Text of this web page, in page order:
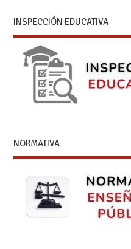
INSPECCIÓN EDUCATIVA
NORMATIVA